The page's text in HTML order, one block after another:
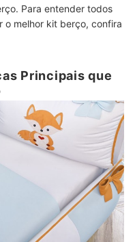
Para entender todos
o melhor kit berço, confira
Principais que